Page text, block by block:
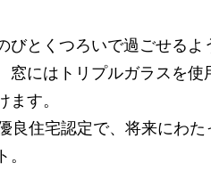
とくつろいで過ごせるよ
にはトリプルガラスを使
す。
良住宅認定で、将来にわた